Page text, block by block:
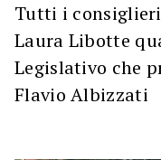
Tutti i
Laura Libotte
Legislativo che
Flavio Albizzati